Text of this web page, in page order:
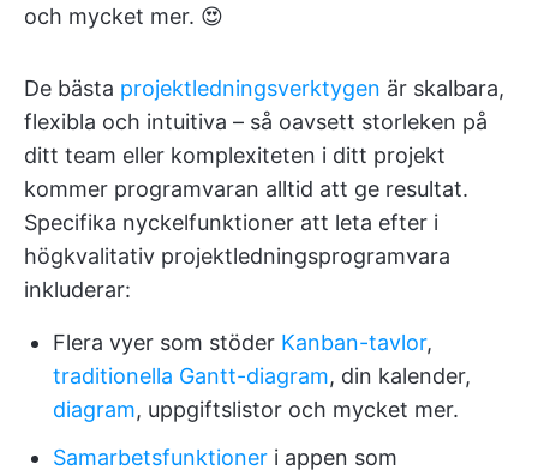
och mycket mer. 😍
De bästa projektledningsverktygen är skalbara,
flexibla och intuitiva – så oavsett storleken på
ditt team eller komplexiteten i ditt projekt
kommer programvaran alltid att ge resultat.
Specifika nyckelfunktioner att leta efter i
högkvalitativ projektledningsprogramvara
inkluderar:
Flera vyer som stöder Kanban-tavlor,
traditionella Gantt-diagram, din kalender,
diagram, uppgiftslistor och mycket mer.
Samarbetsfunktioner i appen som